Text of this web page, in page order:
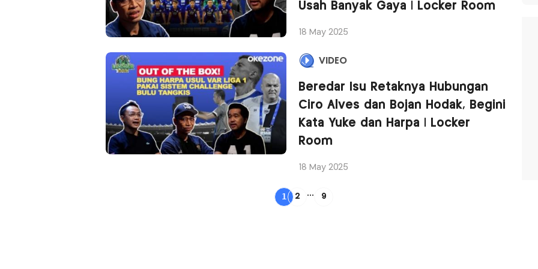
Usah Banyak Gaya | Locker Room
18 May 2025
VIDEO
Beredar Isu Retaknya Hubungan
Ciro Alves dan Bojan Hodak, Begini
Kata Yuke dan Harpa | Locker
Room
18 May 2025
1 2 ... 9